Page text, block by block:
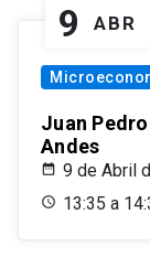
9 ABR
Juan
Andes
9 de Abril
13:35 a